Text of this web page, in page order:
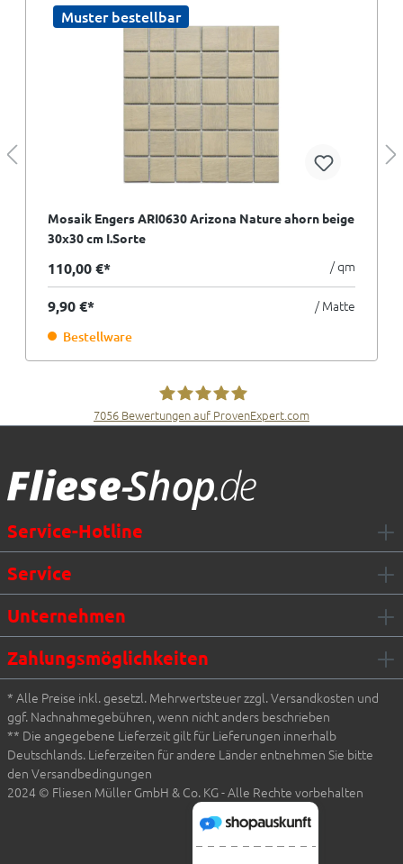
Muster bestellbar
Mosaik Engers ARI0630 Arizona Nature ahorn beige
30x30 cm I.Sorte
110,00 €* / qm
9,90 €* / Matte
Bestellware
7056 Bewertungen auf ProvenExpert.com
Service-Hotline
Service
Unternehmen
Zahlungsmöglichkeiten
* Alle Preise inkl. gesetzl. Mehrwertsteuer zzgl. Versandkosten und
ggf. Nachnahmegebühren, wenn nicht anders beschrieben
** Die angegebene Lieferzeit gilt für Lieferungen innerhalb
Deutschlands. Lieferzeiten für andere Länder entnehmen Sie bitte
den Versandbedingungen
2024 © Fliesen Müller GmbH & Co. KG - Alle Rechte vorbehalten